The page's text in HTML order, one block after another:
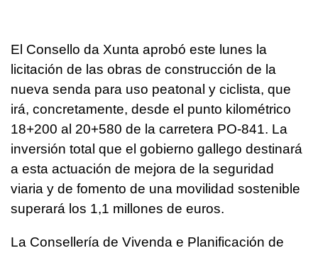
El Consello da Xunta aprobó este lunes la
licitación de las obras de construcción de la
nueva senda para uso peatonal y ciclista, que
irá, concretamente, desde el punto kilométrico
18+200 al 20+580 de la carretera PO-841. La
inversión total que el gobierno gallego destinará
a esta actuación de mejora de la seguridad
viaria y de fomento de una movilidad sostenible
superará los 1,1 millones de euros.
La Consellería de Vivenda e Planificación de